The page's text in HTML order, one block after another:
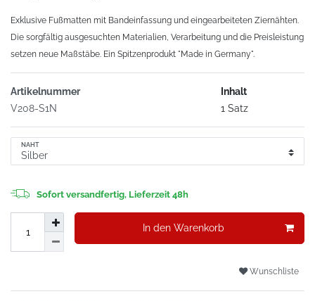
Exklusive Fußmatten mit Bandeinfassung und eingearbeiteten Ziernähten.
Die sorgfältig ausgesuchten Materialien, Verarbeitung und die Preisleistung
setzen neue Maßstäbe. Ein Spitzenprodukt "Made in Germany".
Artikelnummer
V208-S1N
Inhalt
1 Satz
NAHT
Sofort versandfertig, Lieferzeit 48h
In den Warenkorb
Wunschliste